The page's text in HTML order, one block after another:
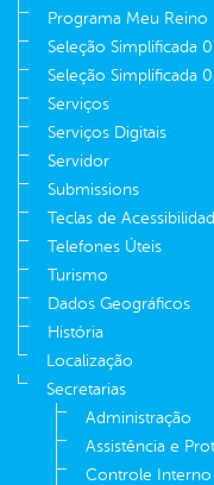
Programa Meu Reino
Seleção Simplificada
Seleção Simplificada
Serviços
Serviços Digitais
Servidor
Submissions
Teclas de
Telefones Úteis
Turismo
Dados Geográficos
História
Localização
Secretarias
Administração
Assistência e
Controle Interno